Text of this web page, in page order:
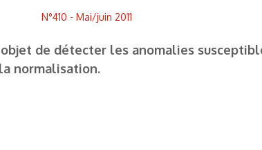
N°410 - Mai/juin 2011
de détecter les anomalies
normalisation.